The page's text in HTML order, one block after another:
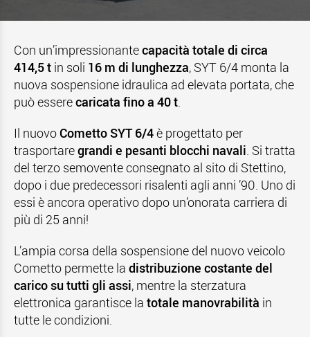
Con un’impressionantecapacità totale di circa
414,5 t in soli 16 m di lunghezza, SYT 6/4 monta la
nuova sospensione idraulica ad elevata portata, che
può esserecaricata fino a 40 t.
Il nuovo Cometto SYT 6/4è progettato per
trasportaregrandi e pesanti blocchi navali. Si tratta
del terzo semovente consegnato al sito di Stettino,
dopo i due predecessori risalenti agli anni ’90. Uno di
essi è ancora operativo dopo un’onorata carriera di
più di 25 anni!
L’ampia corsa della sospensione del nuovo veicolo
Cometto permette la distribuzione costante del
carico su tutti gli assi, mentre la sterzatura
elettronica garantisce la totale manovrabilità in
tutte le condizioni.